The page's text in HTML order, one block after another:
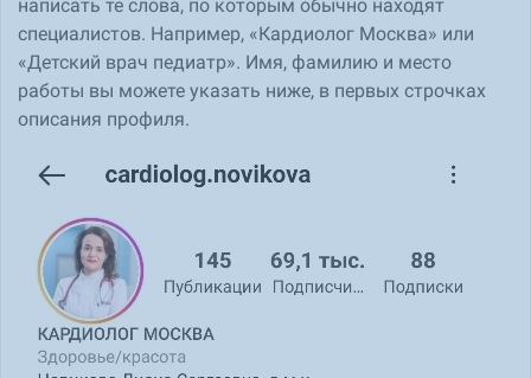
написать те слова, по которым обычно находят
специалистов. Например, «Кардиолог Москва» или
«Детский врач педиатр». Имя, фамилию и место
работы вы можете указать ниже, в первых строчках
описания профиля.